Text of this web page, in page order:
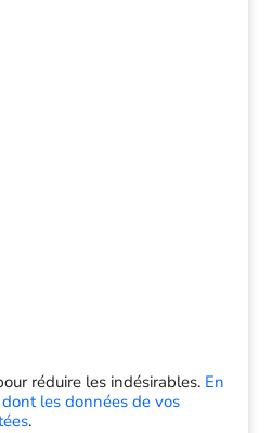
réduire les indésirables. En
les données de vos
.